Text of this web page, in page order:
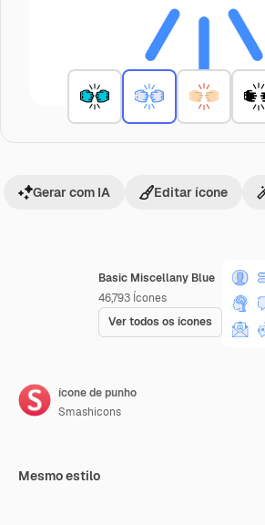
Basic Miscellany Blue
46,793 Ícones
Ver todos os ícones
Gerar com IA Editar ícone
ícone de punho
Smashicons
Mesmo estilo